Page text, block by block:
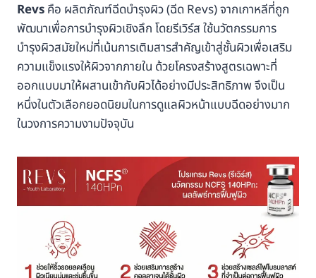
Revsคือ ผลิตภัณฑ์ฉีดบำรุงผิว (ฉีด Revs) จากเกาหลีที่ถูก
พัฒนาเพื่อการบำรุงผิวเชิงลึก โดยรีเวิร์ส ใช้นวัตกรรมการ
บำรุงผิวสมัยใหม่ที่เน้นการเติมสารสำคัญเข้าสู่ชั้นผิวเพื่อเสริม
ความแข็งแรงให้ผิวจากภายใน ด้วยโครงสร้างสูตรเฉพาะที่
ออกแบบมาให้ผสานเข้ากับผิวได้อย่างมีประสิทธิภาพ จึงเป็น
หนึ่งในตัวเลือกยอดนิยมในการดูแลผิวหน้าแบบฉีดอย่างมาก
ในวงการความงามปัจจุบัน